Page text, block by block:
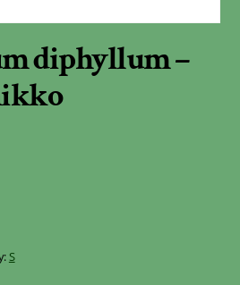
diphyllum –
S